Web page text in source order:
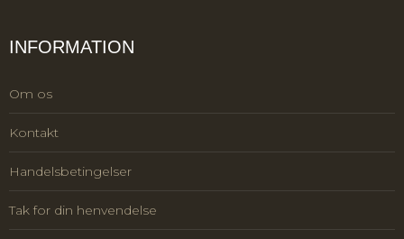
INFORMATION
Om os
Kontakt
Handelsbetingelser
Tak for din henvendelse